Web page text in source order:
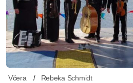
Včera Rebeka Schmidt